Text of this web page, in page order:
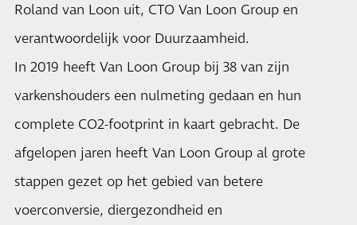
Roland van Loon uit, CTO Van Loon Group en
verantwoordelijk voor Duurzaamheid.
In 2019 heeft Van Loon Group bij 38 van zijn
varkenshouders een nulmeting gedaan en hun
complete CO2-footprint in kaart gebracht. De
afgelopen jaren heeft Van Loon Group al grote
stappen gezet op het gebied van betere
voerconversie, diergezondheid en